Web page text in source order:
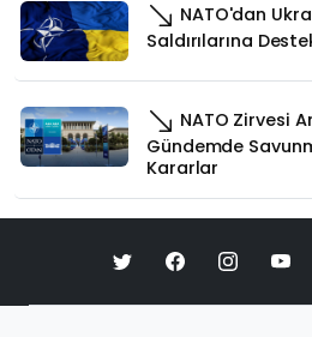
NATO'dan
Saldırılarına
NATO Zirvesi
Gündemde
Kararlar